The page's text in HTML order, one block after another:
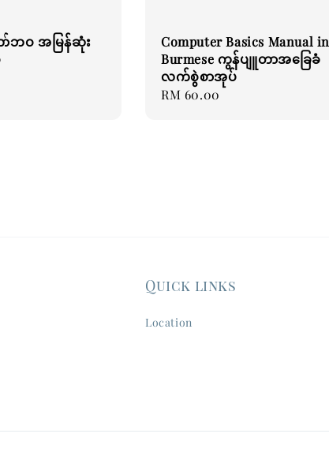
ဘဝ အမြန်ဆုံး
Computer Basics Manual in
Burmese ကွန်ပျူတာအခြေခံ
လက်စွဲစာအုပ်
Regular
RM 60.00
Quick links
Location